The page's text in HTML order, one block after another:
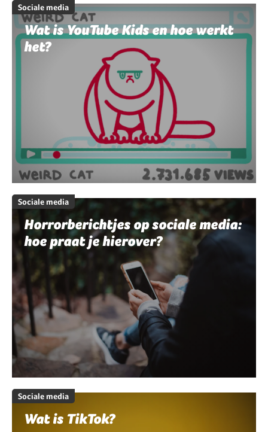
Sociale media
Wat is YouTube Kids en hoe werkt
het?
Sociale media
Horrorberichtjes op sociale media:
hoe praat je hierover?
Sociale media
Wat is TikTok?